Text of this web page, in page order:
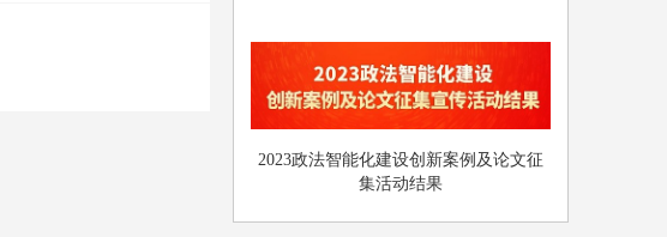
2023政法智能化建设创新案例及论文征
集活动结果